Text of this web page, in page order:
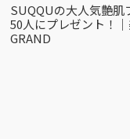
SUQQUの大人気艶肌
50人にプレゼント！
GRAND